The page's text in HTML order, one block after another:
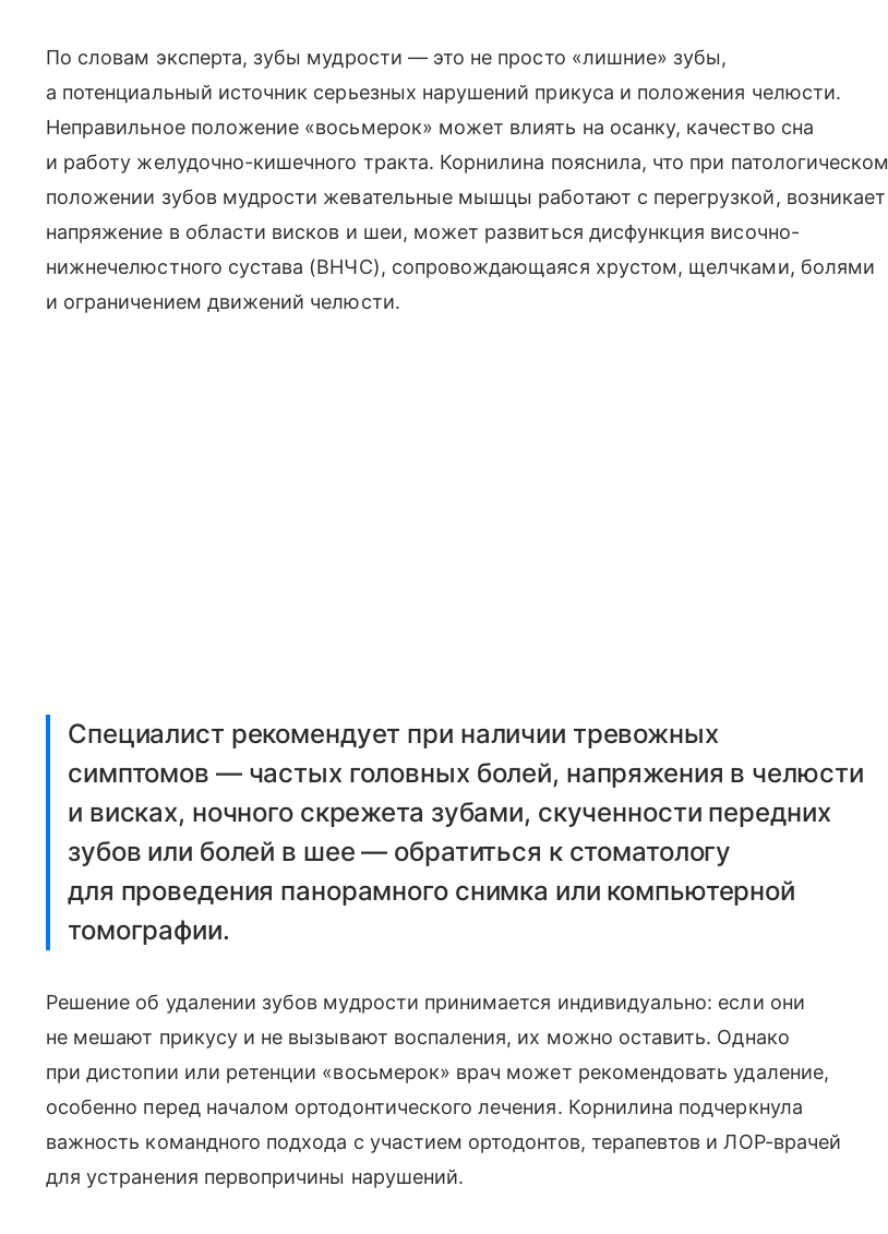
По словам эксперта, зубы мудрости — это не просто «лишние» зубы,
а потенциальный источник серьезных нарушений прикуса и положения челюсти.
Неправильное положение «восьмерок» может влиять на осанку, качество сна
и работу желудочно-кишечного тракта. Корнилина пояснила, что при патологическом
положении зубов мудрости жевательные мышцы работают с перегрузкой, возникает
напряжение в области висков и шеи, может развиться дисфункция височно-
нижнечелюстного сустава (ВНЧС), сопровождающаяся хрустом, щелчками, болями
и ограничением движений челюсти.
Специалист рекомендует при наличии тревожных
симптомов — частых головных болей, напряжения в челюсти
и висках, ночного скрежета зубами, скученности передних
зубов или болей в шее — обратиться к стоматологу
для проведения панорамного снимка или компьютерной
томографии.
Решение об удалении зубов мудрости принимается индивидуально: если они
не мешают прикусу и не вызывают воспаления, их можно оставить. Однако
при дистопии или ретенции «восьмерок» врач может рекомендовать удаление,
особенно перед началом ортодонтического лечения. Корнилина подчеркнула
важность командного подхода с участием ортодонтов, терапевтов и ЛОР-врачей
для устранения первопричины нарушений.